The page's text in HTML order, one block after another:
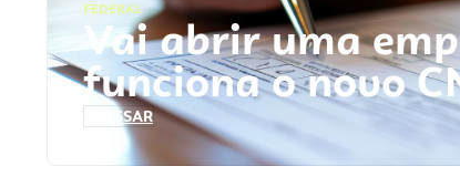
FEDERAL
Vai abrir uma
funciona o novo
ACESSAR